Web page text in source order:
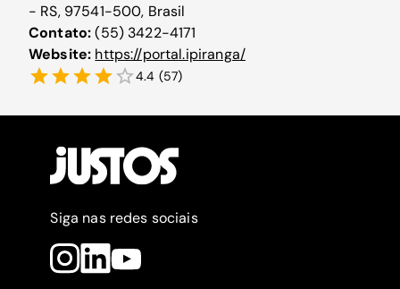
- RS, 97541-500, Brasil
Contato:(55) 3422-4171
Website: https://portal.ipiranga/
4.4 (57)
Siga nas redes sociais